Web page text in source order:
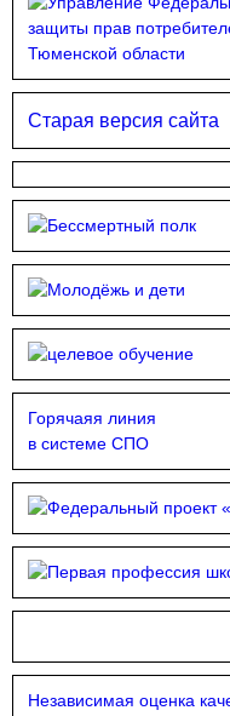
Старая версия сайта
Горячаяя линия
в системе СПО
Независимая оценка